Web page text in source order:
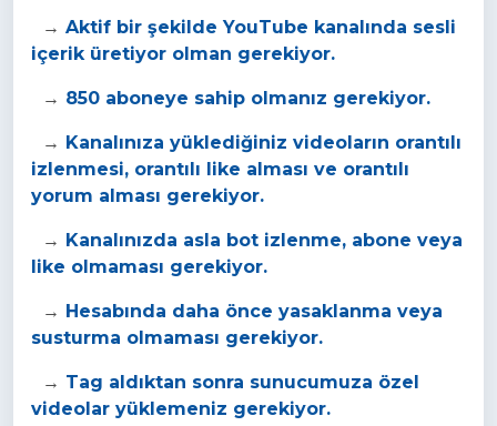
→ Aktif bir şekilde YouTube kanalında sesli
içerik üretiyor olman gerekiyor.
→ 850 aboneye sahip olmanız gerekiyor.
→ Kanalınıza yüklediğiniz videoların orantılı
izlenmesi, orantılı like alması ve orantılı
yorum alması gerekiyor.
→ Kanalınızda asla bot izlenme, abone veya
like olmaması gerekiyor.
→ Hesabında daha önce yasaklanma veya
susturma olmaması gerekiyor.
→ Tag aldıktan sonra sunucumuza özel
videolar yüklemeniz gerekiyor.